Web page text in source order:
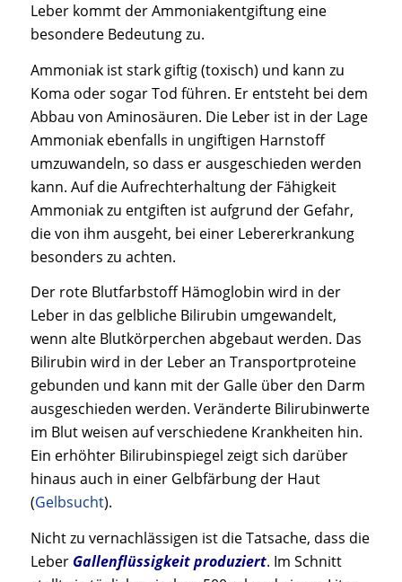
Leber kommt der Ammoniakentgiftung eine
besondere Bedeutung zu.
Ammoniak ist stark giftig (toxisch) und kann zu
Koma oder sogar Tod führen. Er entsteht bei dem
Abbau von Aminosäuren. Die Leber ist in der Lage
Ammoniak ebenfalls in ungiftigen Harnstoff
umzuwandeln, so dass er ausgeschieden werden
kann. Auf die Aufrechterhaltung der Fähigkeit
Ammoniak zu entgiften ist aufgrund der Gefahr,
die von ihm ausgeht, bei einer Lebererkrankung
besonders zu achten.
Der rote Blutfarbstoff Hämoglobin wird in der
Leber in das gelbliche Bilirubin umgewandelt,
wenn alte Blutkörperchen abgebaut werden. Das
Bilirubin wird in der Leber an Transportproteine
gebunden und kann mit der Galle über den Darm
ausgeschieden werden. Veränderte Bilirubinwerte
im Blut weisen auf verschiedene Krankheiten hin.
Ein erhöhter Bilirubinspiegel zeigt sich darüber
hinaus auch in einer Gelbfärbung der Haut
(Gelbsucht).
Nicht zu vernachlässigen ist die Tatsache, dass die
Leber Gallenflüssigkeit produziert. Im Schnitt